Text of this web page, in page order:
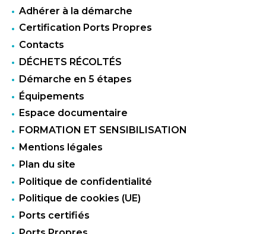
Adhérer à la démarche
Certification Ports Propres
Contacts
DÉCHETS RÉCOLTÉS
Démarche en 5 étapes
Équipements
Espace documentaire
FORMATION ET SENSIBILISATION
Mentions légales
Plan du site
Politique de confidentialité
Politique de cookies (UE)
Ports certifiés